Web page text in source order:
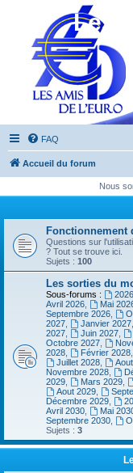
Les
FAQ
Accueil du forum
Nous
Fonctionnement
Questions sur
? Tout se trouve ici.
Sujets : 100
Les sorties du
Sous-forums : 2026
Avril 2026
Mai
Septembre 2026
2027
Janvier 2027,
2027
Juin 2027,
Octobre 2027
2028
Février 2028,
Juillet 2028,
Novembre 2028
2029
Mars 2029,
Aout 2029,
Décembre 2029
Avril 2030
Mai
Septembre 2030
Sujets : 3